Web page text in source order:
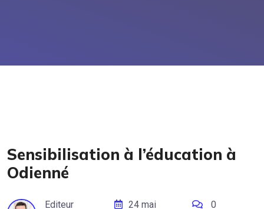
Sensibilisation à l’éducation à
Odienné
Editeur
24 mai
0